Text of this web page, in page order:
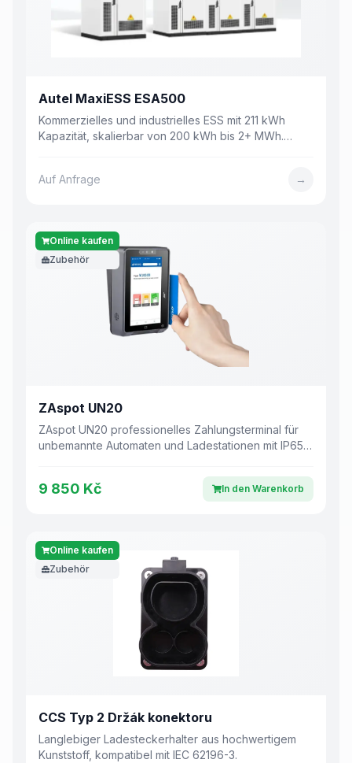
Autel MaxiESS ESA500
Kommerzielles und industrielles ESS mit 211 kWh
Kapazität, skalierbar von 200 kWh bis 2+ MWh.
Auf Anfrage →
Online kaufen
Zubehör
ZAspot UN20
ZAspot UN20 professionelles Zahlungsterminal für
unbemannte Automaten und Ladestationen mit IP65-
9 850 Kč In den Warenkorb
Online kaufen
Zubehör
CCS Typ 2 Držák konektoru
Langlebiger Ladesteckerhalter aus hochwertigem
Kunststoff, kompatibel mit IEC 62196-3.